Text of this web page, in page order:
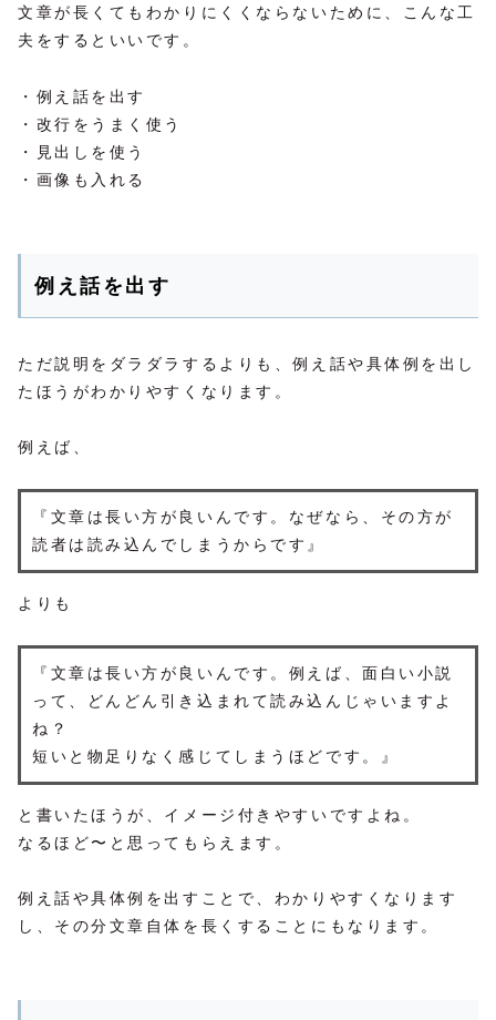
文章が長くてもわかりにくくならないために、こんな工
夫をするといいです。
・例え話を出す
・改行をうまく使う
・見出しを使う
・画像も入れる
例え話を出す
ただ説明をダラダラするよりも、例え話や具体例を出し
たほうがわかりやすくなります。
例えば、
『文章は長い方が良いんです。なぜなら、その方が
読者は読み込んでしまうからです』
よりも
『文章は長い方が良いんです。例えば、面白い小説
って、どんどん引き込まれて読み込んじゃいますよ
ね？
短いと物足りなく感じてしまうほどです。』
と書いたほうが、イメージ付きやすいですよね。
なるほど〜と思ってもらえます。
例え話や具体例を出すことで、わかりやすくなります
し、その分文章自体を長くすることにもなります。